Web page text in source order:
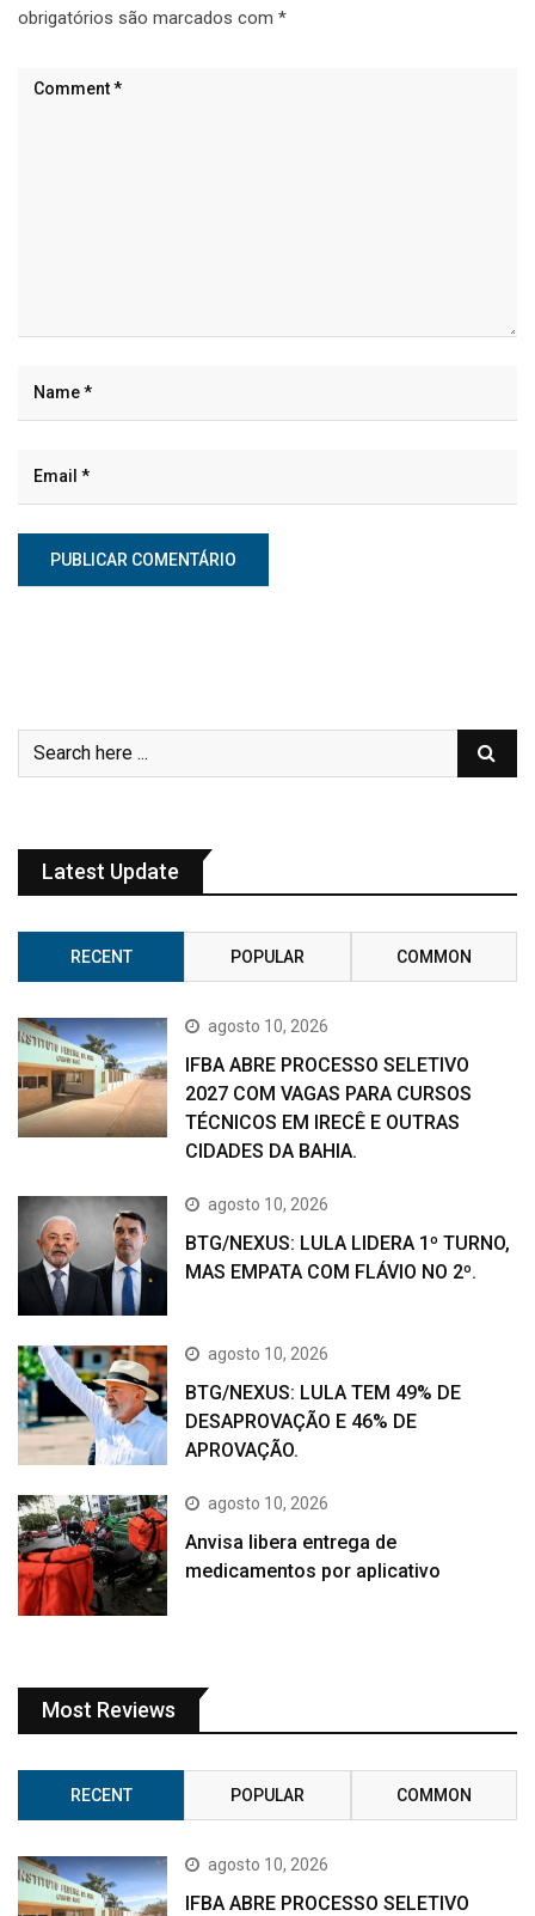
obrigatórios são marcados com *
Latest Update
RECENT POPULAR COMMON
agosto 10, 2026
IFBA ABRE PROCESSO SELETIVO
2027 COM VAGAS PARA CURSOS
TÉCNICOS EM IRECÊ E OUTRAS
CIDADES DA BAHIA.
agosto 10, 2026
BTG/NEXUS: LULA LIDERA 1º TURNO,
MAS EMPATA COM FLÁVIO NO 2º.
agosto 10, 2026
BTG/NEXUS: LULA TEM 49% DE
DESAPROVAÇÃO E 46% DE
APROVAÇÃO.
agosto 10, 2026
Anvisa libera entrega de
medicamentos por aplicativo
Most Reviews
RECENT POPULAR COMMON
agosto 10, 2026
IFBA ABRE PROCESSO SELETIVO